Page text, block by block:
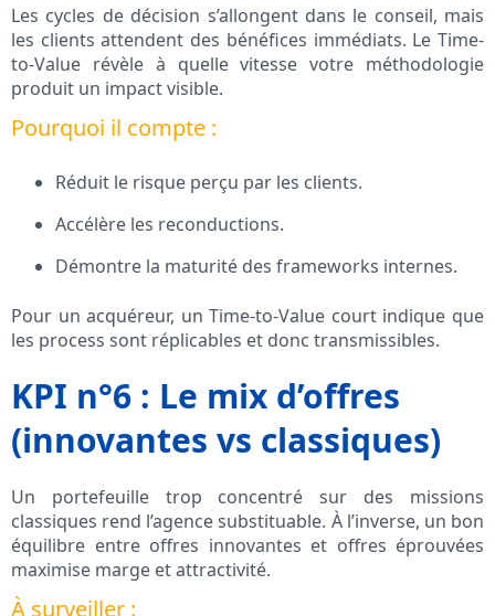
Les cycles de décision s’allongent dans le conseil, mais
les clients attendent des bénéfices immédiats. Le Time-
to-Value révèle à quelle vitesse votre méthodologie
produit un impact visible.
Pourquoi il compte :
Réduit le risque perçu par les clients.
Accélère les reconductions.
Démontre la maturité des frameworks internes.
Pour un acquéreur, un Time-to-Value court indique que
les process sont réplicables et donc transmissibles.
KPI n°6 : Le mix d’offres
(innovantes vs classiques)
Un portefeuille trop concentré sur des missions
classiques rend l’agence substituable. À l’inverse, un bon
équilibre entre offres innovantes et offres éprouvées
maximise marge et attractivité.
À surveiller :